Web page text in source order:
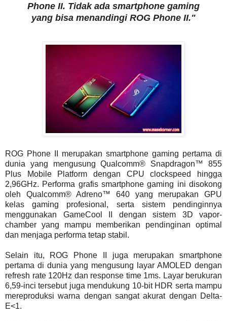
Phone II. Tidak ada smartphone gaming
yang bisa menandingi ROG Phone II."
ROG Phone II merupakan smartphone gaming pertama di
dunia yang mengusung Qualcomm® Snapdragon™ 855
Plus Mobile Platform dengan CPU clockspeed hingga
2,96GHz. Performa grafis smartphone gaming ini disokong
oleh Qualcomm® Adreno™ 640 yang merupakan GPU
kelas gaming profesional, serta sistem pendinginnya
menggunakan GameCool II dengan sistem 3D vapor-
chamber yang mampu memberikan pendinginan optimal
dan menjaga performa tetap stabil.
Selain itu, ROG Phone II juga merupakan smartphone
pertama di dunia yang mengusung layar AMOLED dengan
refresh rate 120Hz dan response time 1ms. Layar berukuran
6,59-inci tersebut juga mendukung 10-bit HDR serta mampu
mereproduksi warna dengan sangat akurat dengan Delta-
E<1.